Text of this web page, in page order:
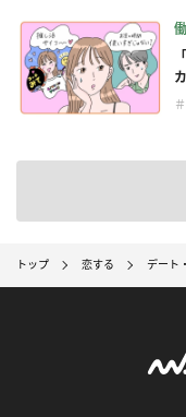
トップ 恋する デート